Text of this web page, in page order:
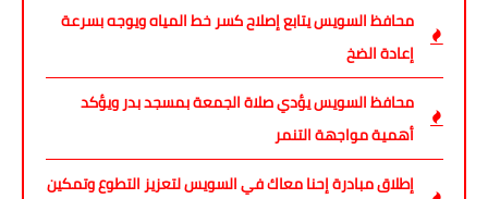
محافظ السويس يتابع إصلاح كسر خط المياه ويوجه بسرعة
إعادة الضخ
محافظ السويس يؤدي صلاة الجمعة بمسجد بدر ويؤكد
أهمية مواجهة التنمر
إطلاق مبادرة إحنا معاك في السويس لتعزيز التطوع وتمكين